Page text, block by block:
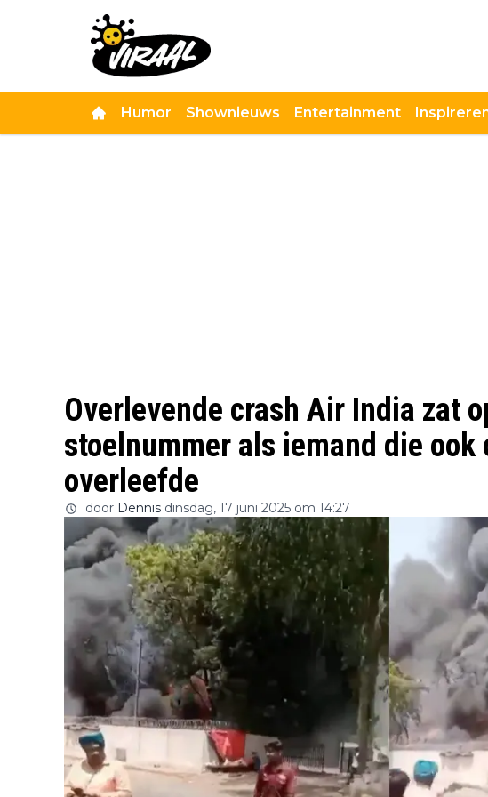
Humor Shownieuws Entertainment
Overlevende crash Air India zat
stoelnummer als iemand die ook
overleefde
door Dennis dinsdag, 17 juni 2025 om 14:27